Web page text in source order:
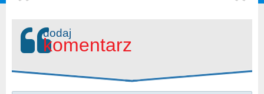
dodaj
komentarz